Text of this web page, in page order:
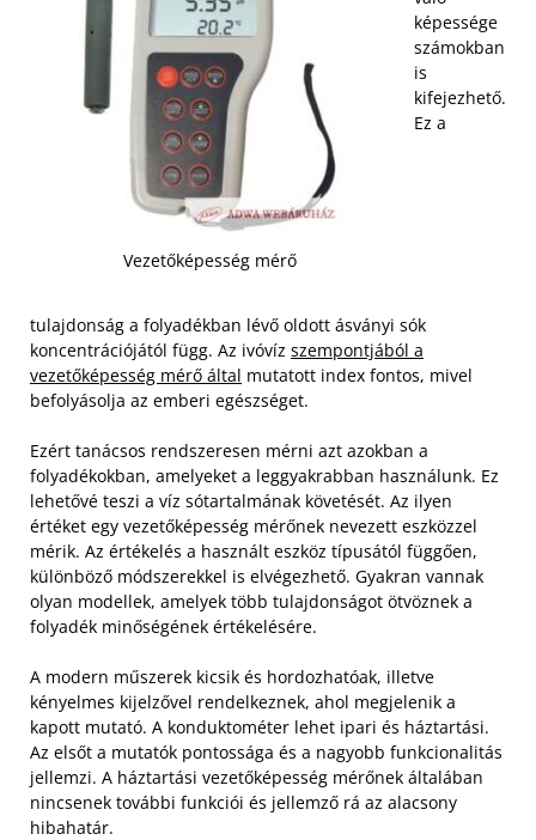
Vezetőképesség mérő
képessége
számokban
is
kifejezhető.
Ez a
tulajdonság a folyadékban lévő oldott ásványi sók
koncentrációjától függ. Az ivóvíz szempontjából a
vezetőképesség mérő által mutatott index fontos, mivel
befolyásolja az emberi egészséget.
Ezért tanácsos rendszeresen mérni azt azokban a
folyadékokban, amelyeket a leggyakrabban használunk. Ez
lehetővé teszi a víz sótartalmának követését. Az ilyen
értéket egy vezetőképesség mérőnek nevezett eszközzel
mérik. Az értékelés a használt eszköz típusától függően,
különböző módszerekkel is elvégezhető. Gyakran vannak
olyan modellek, amelyek több tulajdonságot ötvöznek a
folyadék minőségének értékelésére.
A modern műszerek kicsik és hordozhatóak, illetve
kényelmes kijelzővel rendelkeznek, ahol megjelenik a
kapott mutató. A konduktométer lehet ipari és háztartási.
Az elsőt a mutatók pontossága és a nagyobb funkcionalitás
jellemzi. A háztartási vezetőképesség mérőnek általában
nincsenek további funkciói és jellemző rá az alacsony
hibahatár.